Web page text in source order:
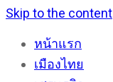
Skip to the content
หน้าแรก
เมืองไทย